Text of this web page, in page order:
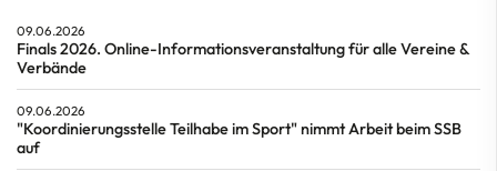
09.06.2026
Finals 2026. Online-Informationsveranstaltung für alle Vereine &
Verbände
09.06.2026
"Koordinierungsstelle Teilhabe im Sport" nimmt Arbeit beim SSB
auf